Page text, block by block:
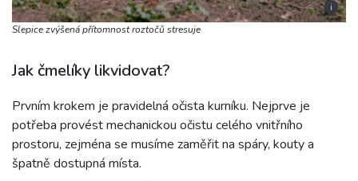
i
Slepice zvýšená přítomnost roztočů stresuje
Jak čmelíky likvidovat?
Prvním krokem je pravidelná očista kurníku. Nejprve je
potřeba provést mechanickou očistu celého vnitřního
prostoru, zejména se musíme zaměřit na spáry, kouty a
špatně dostupná místa.